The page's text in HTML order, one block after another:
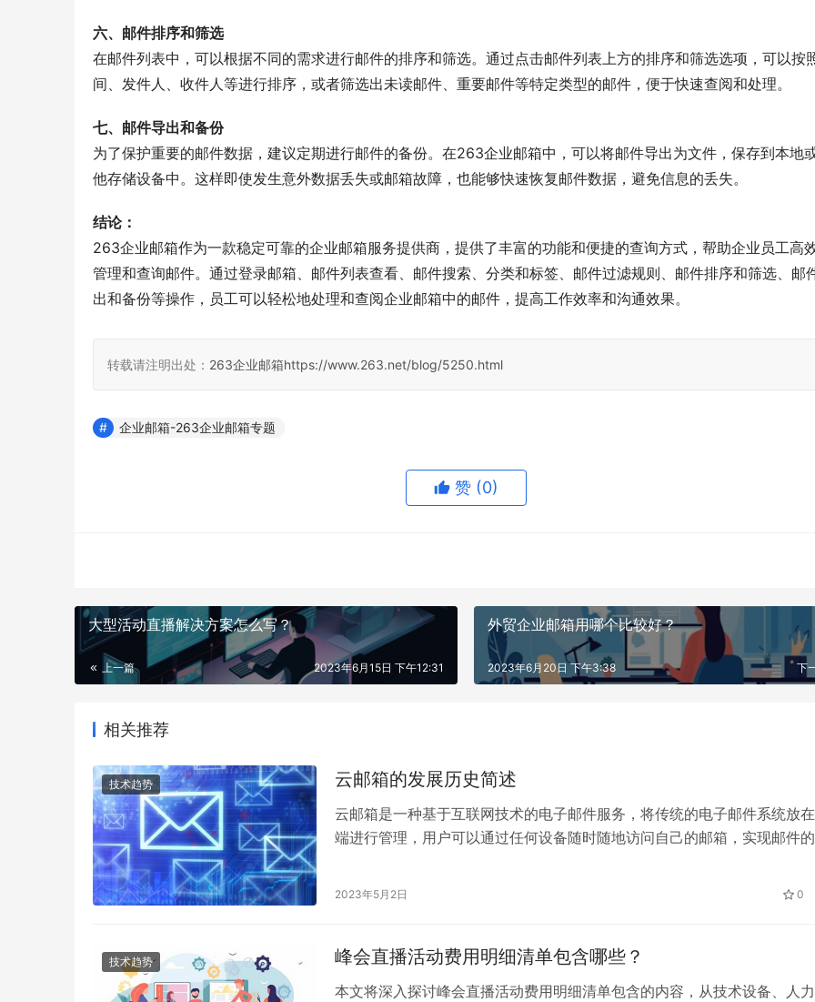
六、邮件排序和筛选
在邮件列表中，可以根据不同的需求进行邮件的排序和筛选。通过点击邮件列表上方的排序和筛选选项，可以按
间、发件人、收件人等进行排序，或者筛选出未读邮件、重要邮件等特定类型的邮件，便于快速查阅和处理。
七、邮件导出和备份
为了保护重要的邮件数据，建议定期进行邮件的备份。在263企业邮箱中，可以将邮件导出为文件，保存到本地
他存储设备中。这样即使发生意外数据丢失或邮箱故障，也能够快速恢复邮件数据，避免信息的丢失。
结论：
263企业邮箱作为一款稳定可靠的企业邮箱服务提供商，提供了丰富的功能和便捷的查询方式，帮助企业员工高
管理和查询邮件。通过登录邮箱、邮件列表查看、邮件搜索、分类和标签、邮件过滤规则、邮件排序和筛选、邮
出和备份等操作，员工可以轻松地处理和查阅企业邮箱中的邮件，提高工作效率和沟通效果。
转载请注明出处： 263企业邮箱https://www.263.net/blog/5250.html
企业邮箱-263企业邮箱专题
赞 (0)
大型活动直播解决方案怎么写？
上一篇 2023年6月15日 下午12:31
外贸企业邮箱用哪个比较好？
下
2023年6月20日 下午3:38
相关推荐
技术趋势 云邮箱的发展历史简述
云邮箱是一种基于互联网技术的电子邮件服务，将传统的电子邮件系统放
端进行管理，用户可以通过任何设备随时随地访问自己的邮箱，实现邮件的
2023年5月2日 0
技术趋势 峰会直播活动费用明细清单包含哪些？
本文将深入探讨峰会直播活动费用明细清单包含的内容，从技术设备、人